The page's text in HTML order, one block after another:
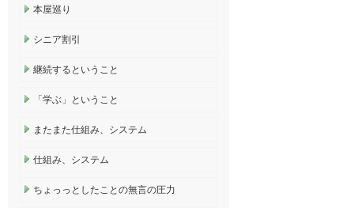
本屋巡り
シニア割引
継続するということ
「学ぶ」ということ
またまた仕組み、システム
仕組み、システム
ちょっっとしたことの無言の圧力